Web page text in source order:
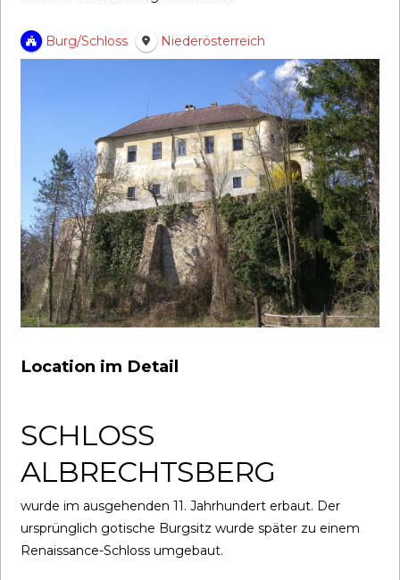
Burg/Schloss Niederösterreich
Location im Detail
SCHLOSS
ALBRECHTSBERG
wurde im ausgehenden 11. Jahrhundert erbaut. Der
ursprünglich gotische Burgsitz wurde später zu einem
Renaissance-Schloss umgebaut.